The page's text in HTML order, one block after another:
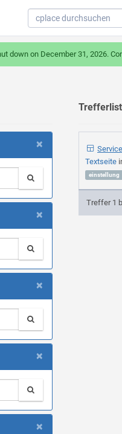
down on December 31, 2026.
×
×
×
×
×
Textseite
einstellung
Treffer 1